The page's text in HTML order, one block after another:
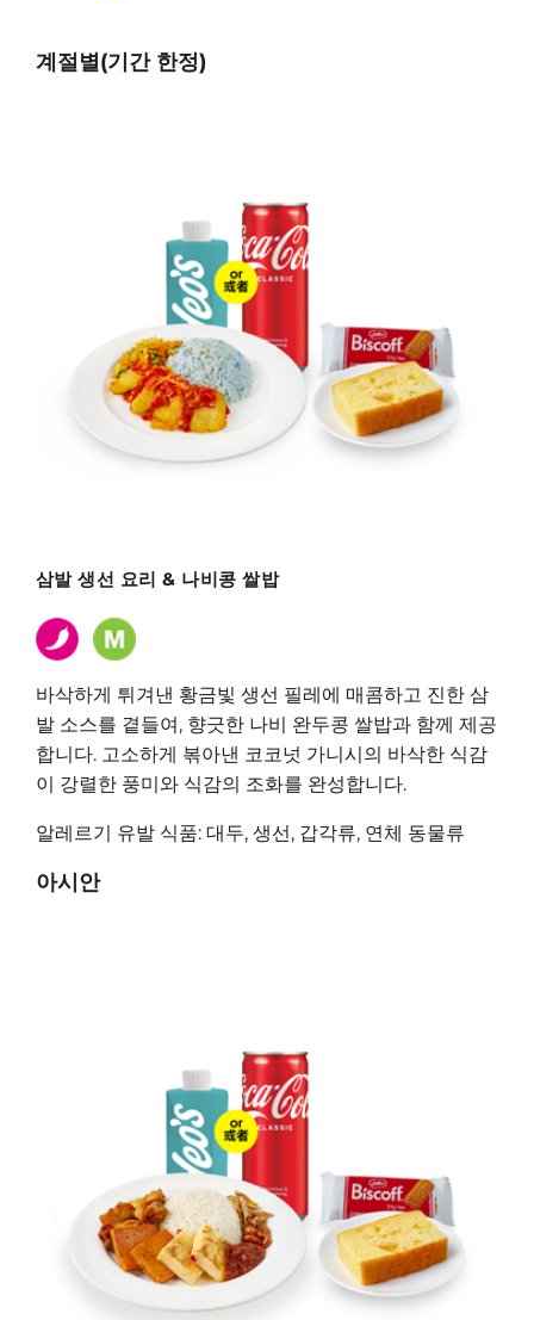
계절별(기간 한정)
삼발 생선 요리 & 나비콩 쌀밥
바삭하게 튀겨낸 황금빛 생선 필레에 매콤하고 진한 삼
발 소스를 곁들여, 향긋한 나비 완두콩 쌀밥과 함께 제공
합니다. 고소하게 볶아낸 코코넛 가니시의 바삭한 식감
이 강렬한 풍미와 식감의 조화를 완성합니다.
알레르기 유발 식품: 대두, 생선, 갑각류, 연체 동물류
아시안